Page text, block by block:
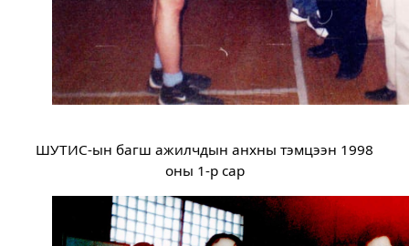
ШУТИС-ын багш ажилчдын анхны тэмцээн 1998
оны 1-р сар